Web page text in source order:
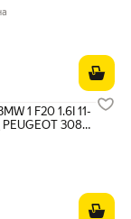
1 F20 1.6I 11-
308
₽ вместо